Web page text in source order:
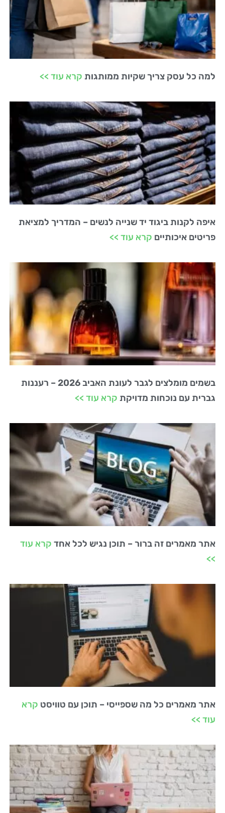
למה כל עסק צריך שקיות ממותגות קרא עוד >>
איפה לקנות ביגוד יד שנייה לנשים – המדריך למציאת
פריטים איכותיים קרא עוד >>
בשמים מומלצים לגבר לעונת האביב 2026 – רעננות
גברית עם נוכחות מדויקת קרא עוד >>
אתר מאמרים זה ברור – תוכן נגיש לכל אחד קרא עוד
>>
אתר מאמרים כל מה שספייסי – תוכן עם טוויסט קרא
עוד >>